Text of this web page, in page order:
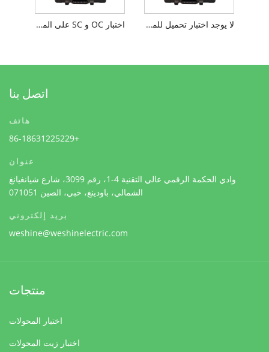
اختبار OC و SC على المحول لا يوجد اختبار تحميل للمحول
اتصل بنا
هاتف
+86-18631225229
عنوان
وادي الحكمة الرقمي عالي التقنية 4-1، رقم 3099، شارع شيانغيانغ
الشمالي، باودينغ، خبي، الصين 071051
بريد إلكتروني
weshine@weshinelectric.com
منتجات
اختبار المحولات
اختبار زيت المحولات